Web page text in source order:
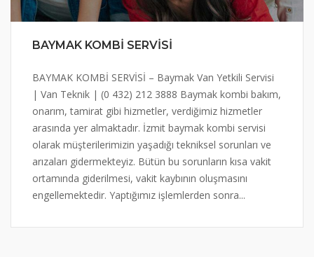
BAYMAK KOMBİ SERVİSİ
BAYMAK KOMBİ SERVİSİ – Baymak Van Yetkili Servisi
| Van Teknik | (0 432) 212 3888 Baymak kombi bakım,
onarım, tamirat gibi hizmetler, verdiğimiz hizmetler
arasında yer almaktadır. İzmit baymak kombi servisi
olarak müşterilerimizin yaşadığı tekniksel sorunları ve
arızaları gidermekteyiz. Bütün bu sorunların kısa vakit
ortamında giderilmesi, vakit kaybının oluşmasını
engellemektedir. Yaptığımız işlemlerden sonra...